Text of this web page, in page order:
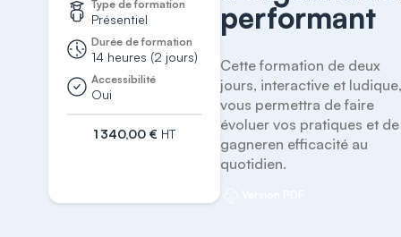
Type de formation
Présentiel
Durée de formation
14 heures (2 jours)
Accessibilité
Oui
1 340,00 € HT
performant
Cette formation de deux
jours, interactive et
vous permettra de faire
évoluer vos pratiques et de
gagneren efficacité au
quotidien.